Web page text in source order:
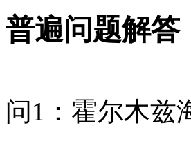
普遍问题解答
问1：霍尔木兹